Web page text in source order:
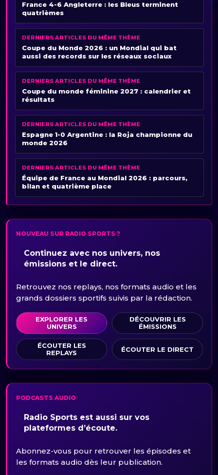
France 4-6 Angleterre : les Bleus terminent
quatrièmes
DERNIERS ARTICLES DU MÊME THÈME
Coupe du Monde 2026 : un Mondial qui bat
aussi des records sur les réseaux sociaux
DERNIERS ARTICLES DU MÊME THÈME
Coupe du monde féminine 2027 : calendrier et
résultats
DERNIERS ARTICLES DU MÊME THÈME
Espagne 1-0 Argentine : la Roja championne du
monde 2026
DERNIERS ARTICLES DU MÊME THÈME
Équipe de France au Mondial 2026 : parcours,
bilan et quatrième place
NOUVEAU SUR RADIO SPORTS ?
Continuez avec nos univers, nos
émissions et le direct.
Retrouvez nos replays, nos formats audio et les
grands dossiers sportifs suivis par la rédaction.
EXPLORER LES
UNIVERS
DÉCOUVRIR LES
ÉMISSIONS
ÉCOUTER LES
REPLAYS
ÉCOUTER LE DIRECT
PODCASTS AUDIO
Radio Sports est aussi sur vos
plateformes d’écoute.
Abonnez-vous pour retrouver les épisodes et
les formats audio dès leur publication.